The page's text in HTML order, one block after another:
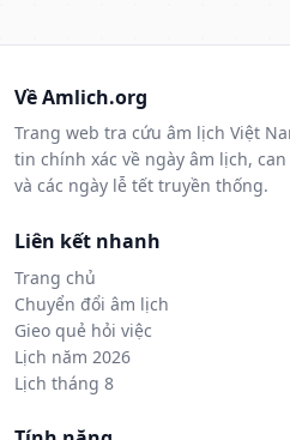
Về Amlich.org
Trang web tra cứu âm lịch Việt
tin chính xác về ngày âm lịch,
và các ngày lễ tết truyền thống.
Liên kết nhanh
Trang chủ
Chuyển đổi âm lịch
Gieo quẻ hỏi việc
Lịch năm 2026
Lịch tháng 8